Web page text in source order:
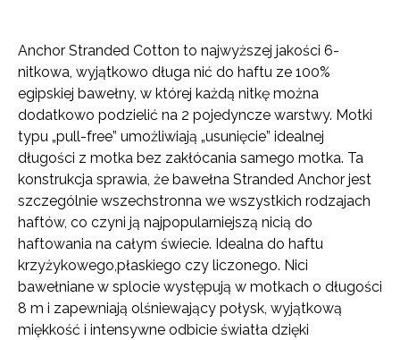
Anchor Stranded Cotton to najwyższej jakości 6-
nitkowa, wyjątkowo długa nić do haftu ze 100%
egipskiej bawełny, w której każdą nitkę można
dodatkowo podzielić na 2 pojedyncze warstwy. Motki
typu „pull-free” umożliwiają „usunięcie” idealnej
długości z motka bez zakłócania samego motka. Ta
konstrukcja sprawia, że ​​bawełna Stranded Anchor jest
szczególnie wszechstronna we wszystkich rodzajach
haftów, co czyni ją najpopularniejszą nicią do
haftowania na całym świecie. Idealna do haftu
krzyżykowego,płaskiego czy liczonego. Nici
bawełniane w splocie występują w motkach o długości
8 m i zapewniają olśniewający połysk, wyjątkową
miękkość i intensywne odbicie światła dzięki